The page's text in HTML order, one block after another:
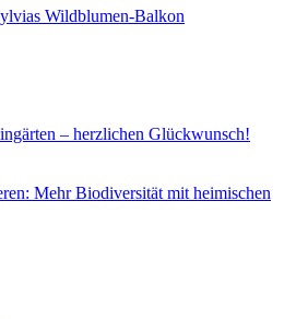
Wildblumen-Balkon
– herzlichen Glückwunsch!
Mehr Biodiversität mit heimischen